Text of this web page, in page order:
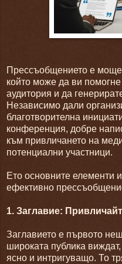
Прессъобщението е
който може да ви
аудитория и да
Независимо дали
благотворителна
конференция, добре
към привличането на
потенциални участници.
Ето основните елементи
ефективно
1. Заглавие:
Заглавието е първото
широката публика
ясно и интригуващо. То